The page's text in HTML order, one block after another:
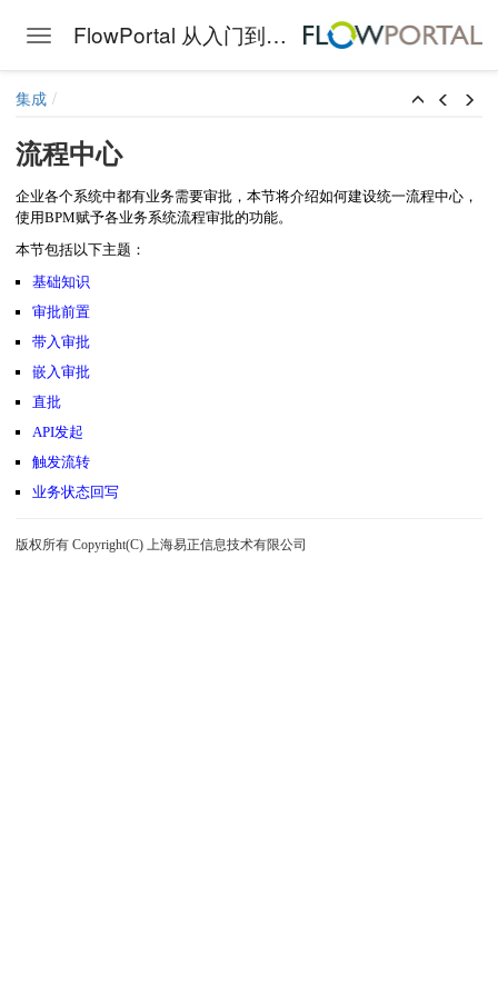
Toggle navigation FlowPortal 从入门到精通
集成
流程中心
企业各个系统中都有业务需要审批，本节将介绍如何建设统一流程中心，
使用BPM赋予各业务系统流程审批的功能。
本节包括以下主题：
基础知识
审批前置
带入审批
嵌入审批
直批
API发起
触发流转
业务状态回写
版权所有 Copyright(C) 上海易正信息技术有限公司